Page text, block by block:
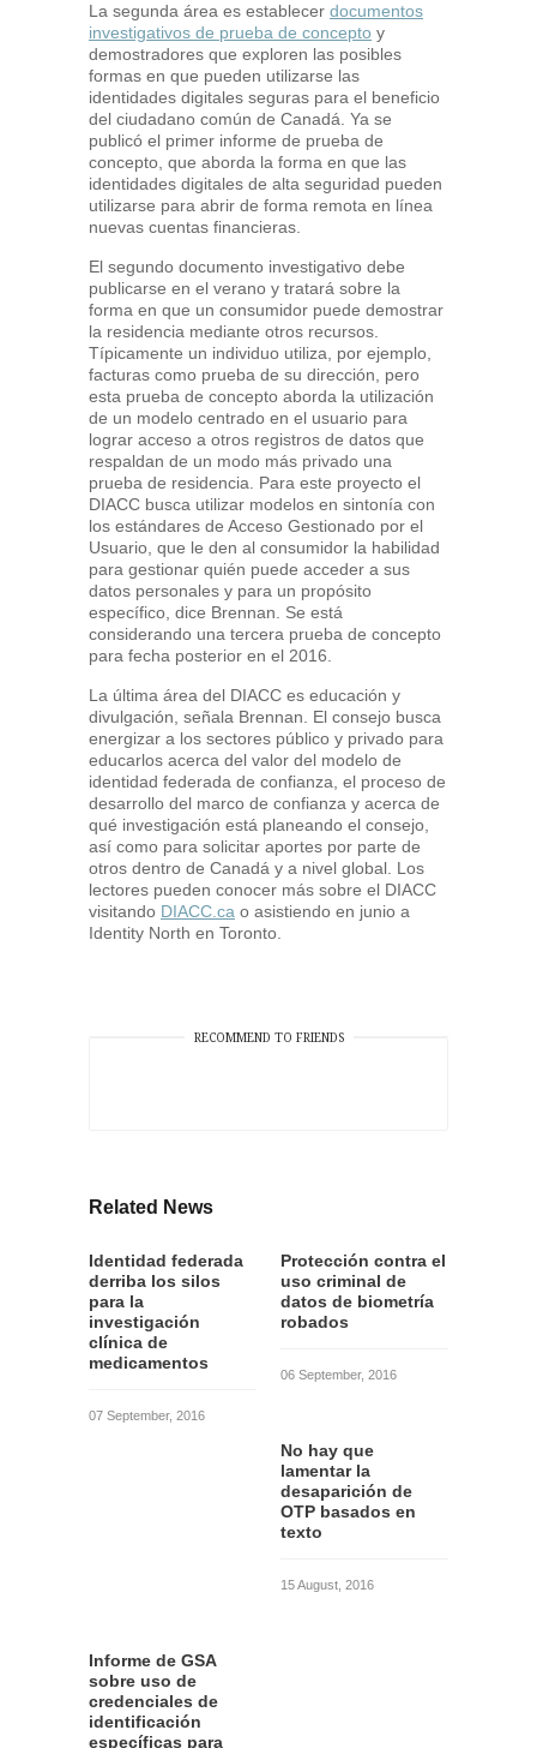
La segunda área es establecer documentos
investigativos de prueba de concepto y
demostradores que exploren las posibles
formas en que pueden utilizarse las
identidades digitales seguras para el beneficio
del ciudadano común de Canadá. Ya se
publicó el primer informe de prueba de
concepto, que aborda la forma en que las
identidades digitales de alta seguridad pueden
utilizarse para abrir de forma remota en línea
nuevas cuentas financieras.
El segundo documento investigativo debe
publicarse en el verano y tratará sobre la
forma en que un consumidor puede demostrar
la residencia mediante otros recursos.
Típicamente un individuo utiliza, por ejemplo,
facturas como prueba de su dirección, pero
esta prueba de concepto aborda la utilización
de un modelo centrado en el usuario para
lograr acceso a otros registros de datos que
respaldan de un modo más privado una
prueba de residencia. Para este proyecto el
DIACC busca utilizar modelos en sintonía con
los estándares de Acceso Gestionado por el
Usuario, que le den al consumidor la habilidad
para gestionar quién puede acceder a sus
datos personales y para un propósito
específico, dice Brennan. Se está
considerando una tercera prueba de concepto
para fecha posterior en el 2016.
La última área del DIACC es educación y
divulgación, señala Brennan. El consejo busca
energizar a los sectores público y privado para
educarlos acerca del valor del modelo de
identidad federada de confianza, el proceso de
desarrollo del marco de confianza y acerca de
qué investigación está planeando el consejo,
así como para solicitar aportes por parte de
otros dentro de Canadá y a nivel global. Los
lectores pueden conocer más sobre el DIACC
visitando DIACC.ca o asistiendo en junio a
Identity North en Toronto.
RECOMMEND TO FRIENDS
Related News
Identidad federada
derriba los silos
para la
investigación
clínica de
medicamentos
07 September, 2016
Protección contra el
uso criminal de
datos de biometría
robados
06 September, 2016
No hay que
lamentar la
desaparición de
OTP basados en
texto
15 August, 2016
Informe de GSA
sobre uso de
credenciales de
identificación
específicas para